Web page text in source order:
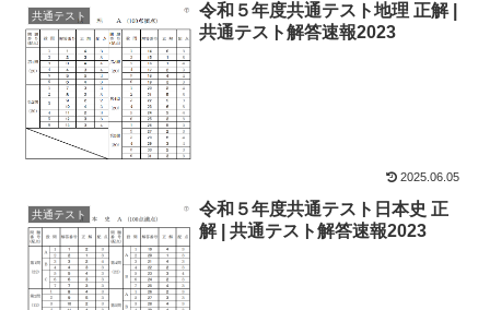
共通テスト
令和５年度共通テスト地理 正解 |
共通テスト解答速報2023
2025.06.05
共通テスト
令和５年度共通テスト日本史 正
解 | 共通テスト解答速報2023